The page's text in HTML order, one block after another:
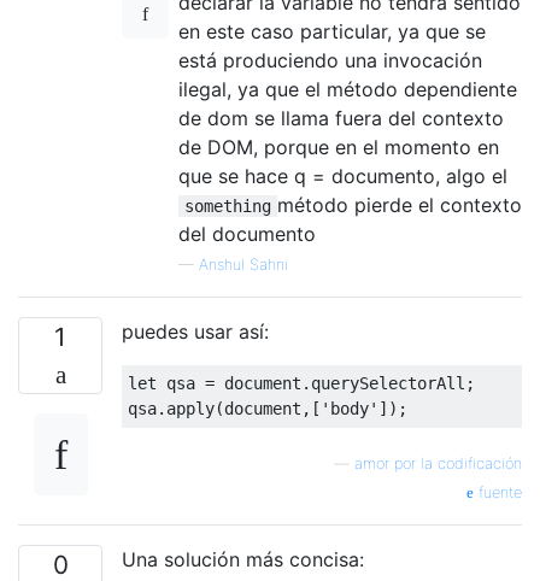
en este caso particular, ya que se
está produciendo una invocación
ilegal, ya que el método dependiente
de dom se llama fuera del contexto
de DOM, porque en el momento en
que se hace q = documento, algo el
something método pierde el contexto
del documento
— Anshul Sahni
1 puedes usar así:
let qsa = document .querySelectorAll;
qsa.apply(document ,[ 'body'
amor por la codificación
fuente
0 Una solución más concisa: